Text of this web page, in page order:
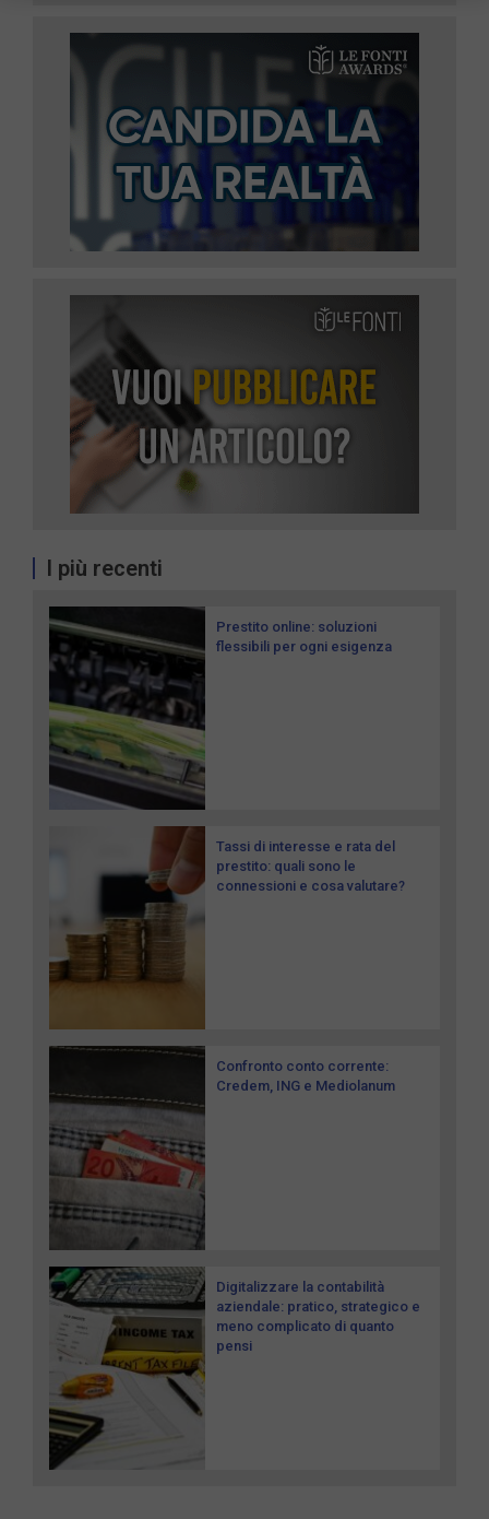
I più recenti
Prestito online: soluzioni
flessibili per ogni esigenza
Tassi di interesse e rata del
prestito: quali sono le
connessioni e cosa valutare?
Confronto conto corrente:
Credem, ING e Mediolanum
Digitalizzare la contabilità
aziendale: pratico, strategico e
meno complicato di quanto
pensi